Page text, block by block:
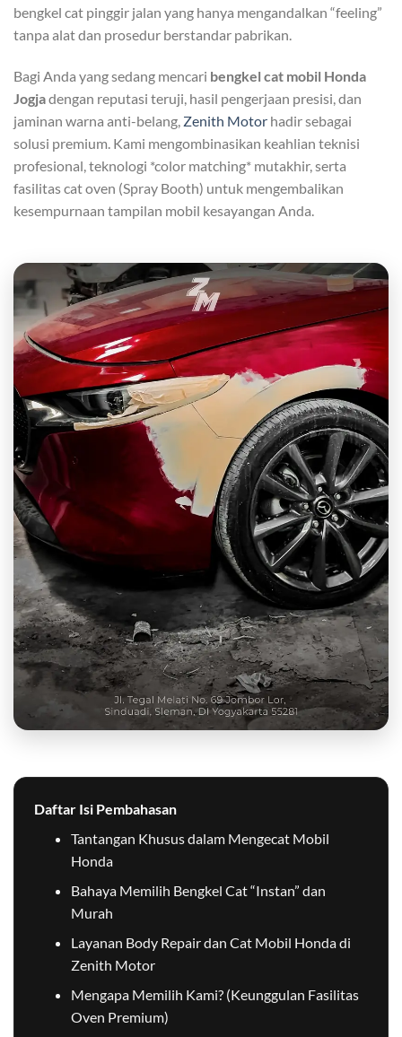
bengkel cat pinggir jalan yang hanya mengandalkan “feeling”
tanpa alat dan prosedur berstandar pabrikan.
Bagi Anda yang sedang mencari bengkel cat mobil Honda
Jogjadengan reputasi teruji, hasil pengerjaan presisi, dan
jaminan warna anti-belang, Zenith Motor hadir sebagai
solusi premium. Kami mengombinasikan keahlian teknisi
profesional, teknologi *color matching* mutakhir, serta
fasilitas cat oven (Spray Booth) untuk mengembalikan
kesempurnaan tampilan mobil kesayangan Anda.
Daftar Isi Pembahasan
Tantangan Khusus dalam Mengecat Mobil
Honda
Bahaya Memilih Bengkel Cat “Instan” dan
Murah
Layanan Body Repair dan Cat Mobil Honda di
Zenith Motor
Mengapa Memilih Kami? (Keunggulan Fasilitas
Oven Premium)